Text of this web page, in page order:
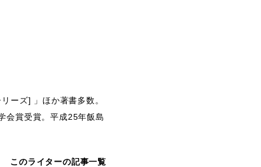
ーズ] 」ほか著書多数。
会賞受賞。平成25年飯島
このライターの記事一覧